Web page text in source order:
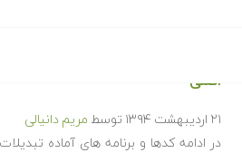
اصلی
۲۱ اردیبهشت ۱۳۹۴ توسط مریم دانیالی